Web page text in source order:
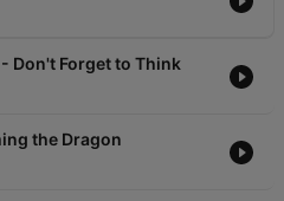
Don't Forget to Think
the Dragon